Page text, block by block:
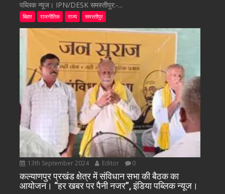
पब्लिक न्यूज। IPN/DESK समस्तीपुर:-...
बिहार राजनीतिक राज्य समस्तीपुर
13th September 2024 Editor 0
कल्याणपुर प्रखंड क्षेत्र में संविधान सभा की बैठक का
आयोजन। “हर खबर पर पैनी नजर”, इंडिया पब्लिक न्यूज।